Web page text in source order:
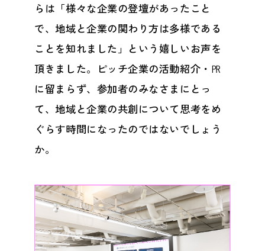
らは「様々な企業の登壇があったこと
で、地域と企業の関わり方は多様である
ことを知れました」という嬉しいお声を
頂きました。ピッチ企業の活動紹介・㏚
に留まらず、参加者のみなさまにとっ
て、地域と企業の共創について思考をめ
ぐらす時間になったのではないでしょう
か。